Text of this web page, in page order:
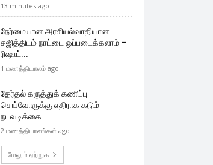
13 minutes ago
நேர்மையான அரசியல்வாதியான
சஜித்திடம் நாட்டை ஒப்படைக்கலாம் –
ரிஷாட்...
1 மணத்தியாலம் ago
தேர்தல் கருத்துக் கணிப்பு
செய்வோருக்கு எதிராக கடும்
நடவடிக்கை
2 மணத்தியாலங்கள் ago
மேலும் ஏற்றுக